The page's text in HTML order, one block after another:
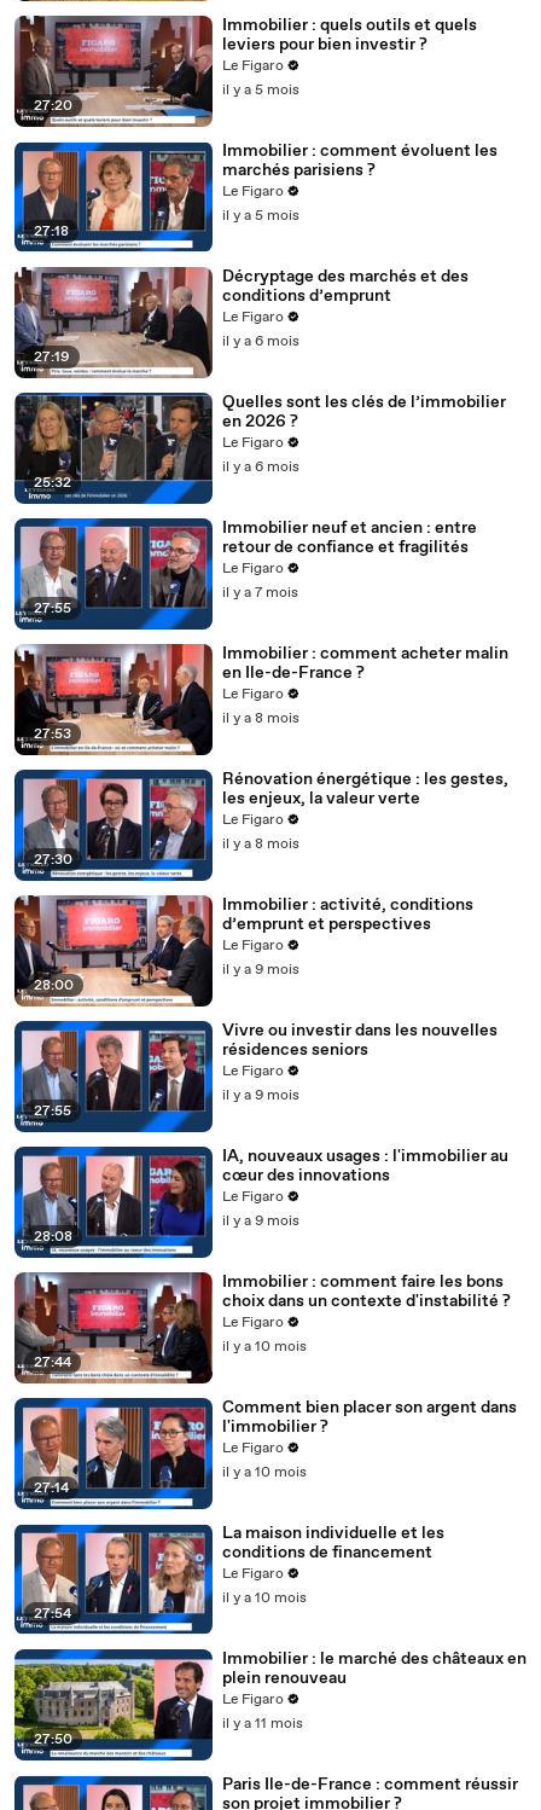
27:20
Immobilier : quels outils et quels
leviers pour bien investir ?
Le Figaro
il y a 5 mois
27:18
Immobilier : comment évoluent les
marchés parisiens ?
Le Figaro
il y a 5 mois
27:19
Décryptage des marchés et des
conditions d’emprunt
Le Figaro
il y a 6 mois
25:32
Quelles sont les clés de l’immobilier
en 2026 ?
Le Figaro
il y a 6 mois
27:55
Immobilier neuf et ancien : entre
retour de confiance et fragilités
Le Figaro
il y a 7 mois
27:53
Immobilier : comment acheter malin
en Ile-de-France ?
Le Figaro
il y a 8 mois
27:30
Rénovation énergétique : les gestes,
les enjeux, la valeur verte
Le Figaro
il y a 8 mois
28:00
Immobilier : activité, conditions
d’emprunt et perspectives
Le Figaro
il y a 9 mois
27:55
Vivre ou investir dans les nouvelles
résidences seniors
Le Figaro
il y a 9 mois
28:08
IA, nouveaux usages : l'immobilier au
cœur des innovations
Le Figaro
il y a 9 mois
27:44
Immobilier : comment faire les bons
choix dans un contexte d'instabilité ?
Le Figaro
il y a 10 mois
27:14
Comment bien placer son argent dans
l'immobilier ?
Le Figaro
il y a 10 mois
27:54
La maison individuelle et les
conditions de financement
Le Figaro
il y a 10 mois
27:50
Immobilier : le marché des châteaux en
plein renouveau
Le Figaro
il y a 11 mois
Paris Ile-de-France : comment réussir
son projet immobilier ?